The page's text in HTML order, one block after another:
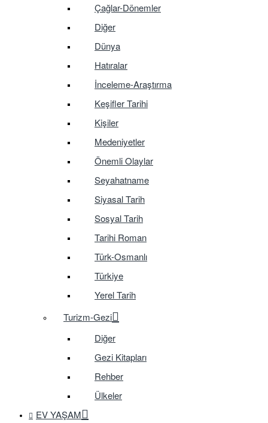
Çağlar-Dönemler
Diğer
Dünya
Hatıralar
İnceleme-Araştırma
Keşifler Tarihi
Kişiler
Medeniyetler
Önemli Olaylar
Seyahatname
Siyasal Tarih
Sosyal Tarih
Tarihi Roman
Türk-Osmanlı
Türkiye
Yerel Tarih
Turizm-Gezi
Diğer
Gezi Kitapları
Rehber
Ülkeler
EV YAŞAM